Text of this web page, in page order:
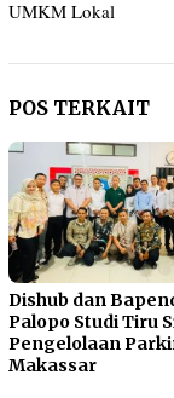
UMKM Lokal
POS TERKAIT
Dishub dan
Palopo Studi Tiru
Pengelolaan
Makassar